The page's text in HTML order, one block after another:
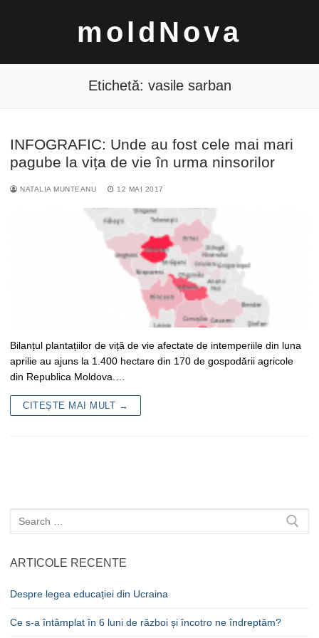
moldNova
Caută
după:
Etichetă: vasile sarban
INFOGRAFIC: Unde au fost cele mai mari
pagube la vița de vie în urma ninsorilor
NATALIA MUNTEANU 12 MAI 2017
Bilanțul plantațiilor de viță de vie afectate de intemperiile din luna
aprilie au ajuns la 1.400 hectare din 170 de gospodării agricole
din Republica Moldova.…
CITEȘTE MAI MULT →
Caută
după:
ARTICOLE RECENTE
Despre legea educației din Ucraina
Ce s-a întâmplat în 6 luni de război și încotro ne îndreptăm?